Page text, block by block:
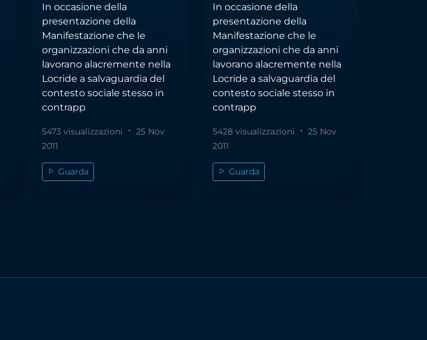
In occasione della
presentazione della
Manifestazione che le
organizzazioni che da anni
lavorano alacremente nella
Locride a salvaguardia del
contesto sociale stesso in
contrapp
5473 visualizzazioni
25 Nov
2011
Guarda
In occasione della
presentazione della
Manifestazione che le
organizzazioni che da anni
lavorano alacremente nella
Locride a salvaguardia del
contesto sociale stesso in
contrapp
5428 visualizzazioni
25 Nov
2011
Guarda